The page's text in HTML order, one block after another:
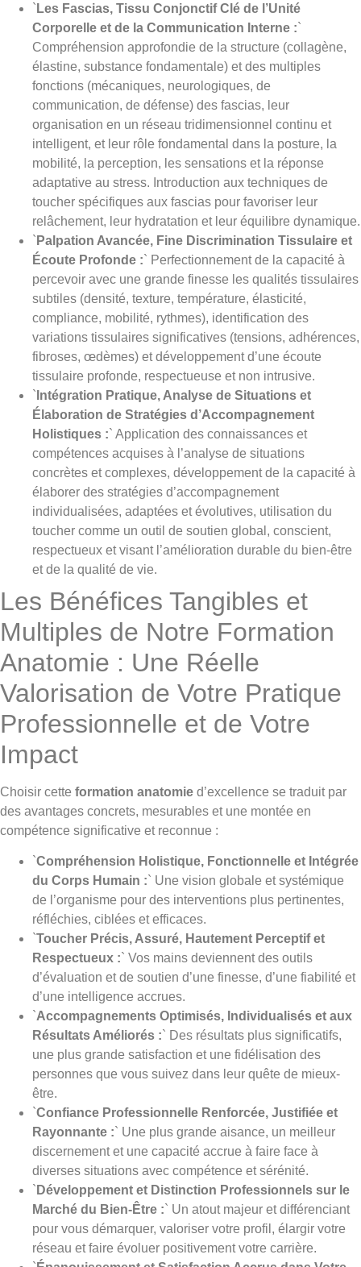
` Les Fascias, Tissu Conjonctif Clé de l’Unité
Corporelle et de la Communication Interne :`
Compréhension approfondie de la structure (collagène,
élastine, substance fondamentale) et des multiples
fonctions (mécaniques, neurologiques, de
communication, de défense) des fascias, leur
organisation en un réseau tridimensionnel continu et
intelligent, et leur rôle fondamental dans la posture, la
mobilité, la perception, les sensations et la réponse
adaptative au stress. Introduction aux techniques de
toucher spécifiques aux fascias pour favoriser leur
relâchement, leur hydratation et leur équilibre dynamique.
` Palpation Avancée, Fine Discrimination Tissulaire et
Écoute Profonde :` Perfectionnement de la capacité à
percevoir avec une grande finesse les qualités tissulaires
subtiles (densité, texture, température, élasticité,
compliance, mobilité, rythmes), identification des
variations tissulaires significatives (tensions, adhérences,
fibroses, œdèmes) et développement d’une écoute
tissulaire profonde, respectueuse et non intrusive.
` Intégration Pratique, Analyse de Situations et
Élaboration de Stratégies d’Accompagnement
Holistiques :` Application des connaissances et
compétences acquises à l’analyse de situations
concrètes et complexes, développement de la capacité à
élaborer des stratégies d’accompagnement
individualisées, adaptées et évolutives, utilisation du
toucher comme un outil de soutien global, conscient,
respectueux et visant l’amélioration durable du bien-être
et de la qualité de vie.
Les Bénéfices Tangibles et
Multiples de Notre Formation
Anatomie : Une Réelle
Valorisation de Votre Pratique
Professionnelle et de Votre
Impact
Choisir cette formation anatomie d’excellence se traduit par
des avantages concrets, mesurables et une montée en
compétence significative et reconnue :
`Compréhension Holistique, Fonctionnelle et Intégrée
du Corps Humain :` Une vision globale et systémique
de l’organisme pour des interventions plus pertinentes,
réfléchies, ciblées et efficaces.
`Toucher Précis, Assuré, Hautement Perceptif et
Respectueux :` Vos mains deviennent des outils
d’évaluation et de soutien d’une finesse, d’une fiabilité et
d’une intelligence accrues.
`Accompagnements Optimisés, Individualisés et aux
Résultats Améliorés :` Des résultats plus significatifs,
une plus grande satisfaction et une fidélisation des
personnes que vous suivez dans leur quête de mieux-
être.
`Confiance Professionnelle Renforcée, Justifiée et
Rayonnante :` Une plus grande aisance, un meilleur
discernement et une capacité accrue à faire face à
diverses situations avec compétence et sérénité.
` Développement et Distinction Professionnels sur le
Marché du Bien-Être :` Un atout majeur et différenciant
pour vous démarquer, valoriser votre profil, élargir votre
réseau et faire évoluer positivement votre carrière.